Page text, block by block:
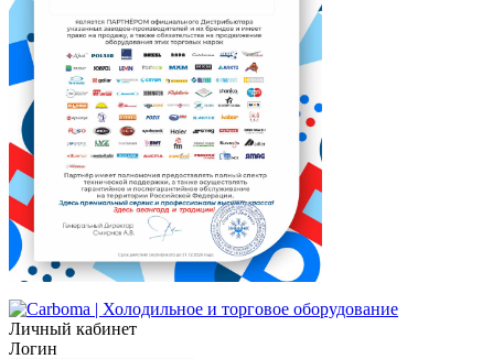
Личный кабинет
Логин